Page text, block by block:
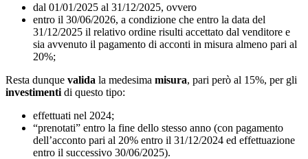
dal 01/01/2025 al 31/12/2025, ovvero
entro il 30/06/2026, a condizione che entro la data del
31/12/2025 il relativo ordine risulti accettato dal venditore e
sia avvenuto il pagamento di acconti in misura almeno pari al
20%;
Resta dunque valida la medesima misura, pari però al 15%, per gli
investimenti di questo tipo:
effettuati nel 2024;
“prenotati” entro la fine dello stesso anno (con pagamento
dell’acconto pari al 20% entro il 31/12/2024 ed effettuazione
entro il successivo 30/06/2025).